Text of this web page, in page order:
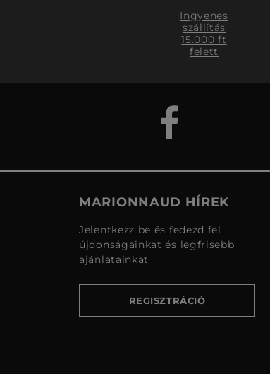
Ingyenes
szállítás
15.000 ft
felett
MARIONNAUD HÍREK
Jelentkezz be és fedezd fel
újdonságainkat és legfrisebb
ajánlatainkat
REGISZTRÁCIÓ